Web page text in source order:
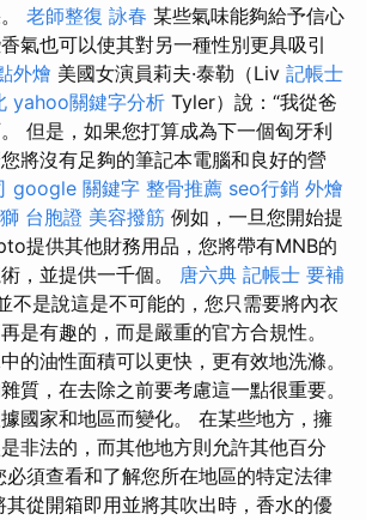
老師整復 詠春 某些氣味能夠給予信心
氣也可以使其對另一種性別更具吸引
外燴 美國女演員莉夫·泰勒（Liv 記帳士
yahoo關鍵字分析 Tyler）說：“我從爸
但是，如果您打算成為下一個匈牙利
將沒有足夠的筆記本電腦和良好的營
google 關鍵字 整骨推薦 seo行銷 外燴
台胞證 美容撥筋 例如，一旦您開始提
提供其他財務用品，您將帶有MNB的
，並提供一千個。 唐六典 記帳士 要補
不是說這是不可能的，您只需要將內衣
是有趣的，而是嚴重的官方合規性。
的油性面積可以更快，更有效地洗滌。
質，在去除之前要考慮這一點很重要。
國家和地區而變化。 在某些地方，擁
非法的，而其他地方則允許其他百分
必須查看和了解您所在地區的特定法律
從開箱即用並將其吹出時，香水的優